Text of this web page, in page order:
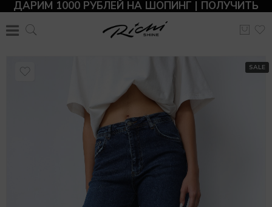
ДАРИМ 1000 РУБЛЕЙ НА ШОПИНГ | ПОЛУЧИТЬ
SALE